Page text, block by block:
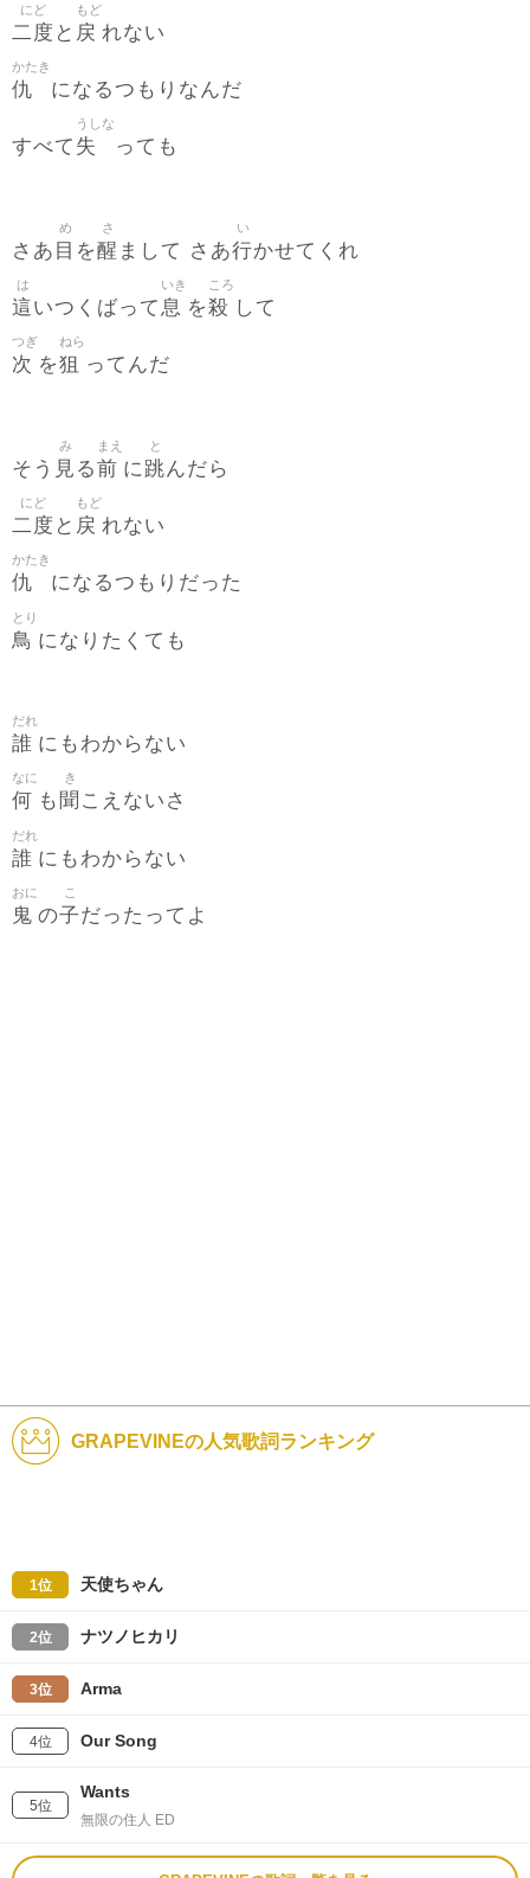
二度
にど
と 戻
もど
れない
仇
かたき
になるつもりなんだ
すべて 失
うしな
っても
さあ 目
め
を醒
さ
まして さあ行
い
かせてくれ
這
は
いつくばって息
いき
を殺
ころ
して
次
つぎ
を狙
ねら
ってんだ
そう 見
み
る前
まえ
に跳
と
んだら
二度
にど
と 戻
もど
れない
仇
かたき
になるつもりだった
鳥
とり
になりたくても
誰
だれ
にもわからない
何
なに
も 聞
き
こえないさ
誰
だれ
にもわからない
鬼
おに
の子
こ
だったってよ
GRAPEVINEの人気歌詞ランキング
1位 天使ちゃん
2位 ナツノヒカリ
3位 Arma
4位 Our Song
5位
Wants
無限の住人 ED